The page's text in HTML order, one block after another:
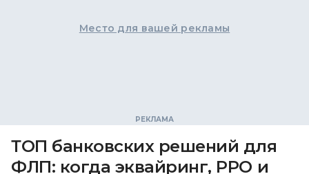
Место для вашей рекламы
ТОП банковских решений для
ФЛП: когда эквайринг, РРО и